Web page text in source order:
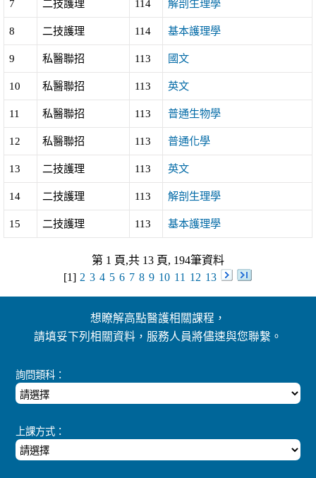
7 二技護理 114 解剖生理學
8 二技護理 114 基本護理學
9 私醫聯招 113 國文
10 私醫聯招 113 英文
11 私醫聯招 113 普通生物學
12 私醫聯招 113 普通化學
13 二技護理 113 英文
14 二技護理 113 解剖生理學
15 二技護理 113 基本護理學
第 1 頁,共 13 頁, 194筆資料
[1] 2 3 4 5 6 7 8 9 10 11 12 13
想瞭解高點醫護相關課程，
請填妥下列相關資料，服務人員將儘速與您聯繫。
詢問類科：
上課方式：